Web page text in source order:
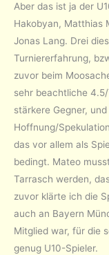
Aber das ist ja der
Hakobyan, Matthias
Jonas Lang. Drei
Turniererfahrung,
zuvor beim
sehr beachtliche
stärkere Gegner,
Hoffnung/
das vor allem als
bedingt. Mateo
Tarrasch werden,
zuvor klärte ich die
auch an Bayern
Mitglied war, für die
genug U10-Spieler.